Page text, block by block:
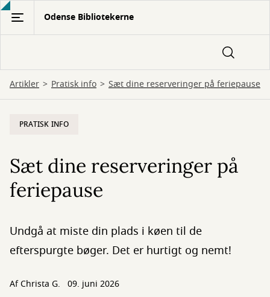
Gå
hovedindhold
Odense Bibliotekerne
Artikler Pratisk info Sæt dine reserveringer på feriepause
PRATISK INFO
Sæt dine reserveringer på
feriepause
Undgå at miste din plads i køen til de
efterspurgte bøger. Det er hurtigt og nemt!
AfChrista G. 09. juni 2026